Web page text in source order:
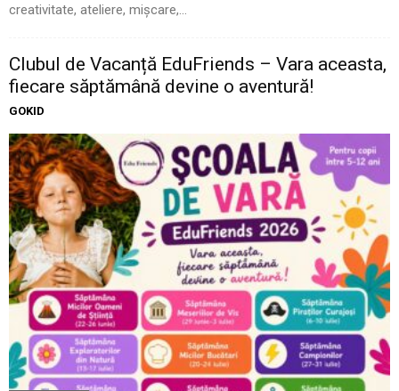
creativitate, ateliere, mișcare,...
Clubul de Vacanță EduFriends – Vara aceasta,
fiecare săptămână devine o aventură!
GOKID